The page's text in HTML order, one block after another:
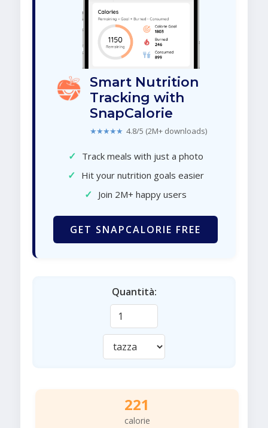
Smart Nutrition
Tracking with
SnapCalorie
★★★★★ 4.8/5 (2M+ downloads)
✓ Track meals with just a photo
✓ Hit your nutrition goals easier
✓ Join 2M+ happy users
GET SNAPCALORIE FREE
Quantità:
221
calorie